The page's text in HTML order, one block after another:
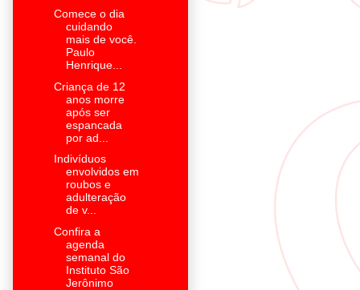
Comece o dia
cuidando
mais de você.
Paulo
Henrique...
Criança de 12
anos morre
após ser
espancada
por ad...
Indivíduos
envolvidos em
roubos e
adulteração
de v...
Confira a
agenda
semanal do
Instituto São
Jerônimo